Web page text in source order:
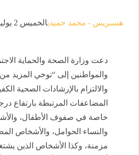
هسبريس - محمد حميديالخميس 2 يوليوز 2026 - 12:00
دعت وزارة الصحة والحماية
والمواطنين إلى “توخي المزيد
والالتزام بالإرشادات الصحية
المضاعفات المرتبطة بارتفاع
خاصة في صفوف الأطفال،
والنساء الحوامل، والأشخاص
مزمنة، وكذا الأشخاص الذين